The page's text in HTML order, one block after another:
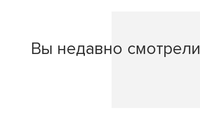
Вы недавно смотрели